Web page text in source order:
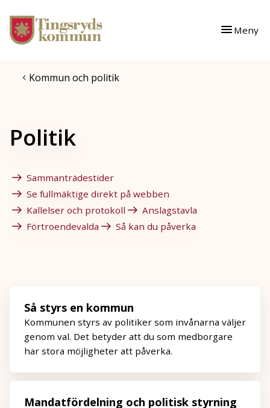
Gå till innehåll
Gå till huvudmeny
Meny
Kommun och politik
Politik
Sammanträdestider
Se fullmäktige direkt på webben
Kallelser och protokoll
Anslagstavla
Förtroendevalda
Så kan du påverka
Så styrs en kommun
Kommunen styrs av politiker som invånarna väljer
genom val. Det betyder att du som medborgare
har stora möjligheter att påverka.
Mandatfördelning och politisk styrning